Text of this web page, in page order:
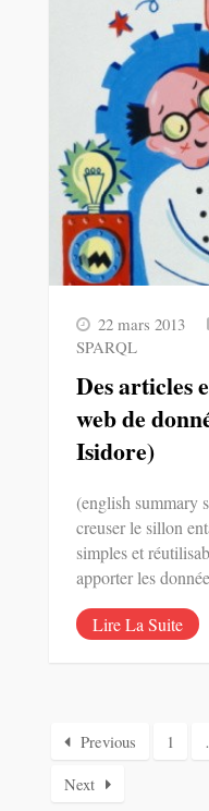
22 mars 2013
SPARQL
Des articles
web de
Isidore)
(english summary
creuser le sillon
simples et
apporter les
Lire La Suite
Previous 1
Next